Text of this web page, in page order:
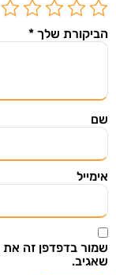
הביקורת שלך *
שם
אימייל
שמור בדפדפן זה
שאגיב.
הירשמו
ודילים